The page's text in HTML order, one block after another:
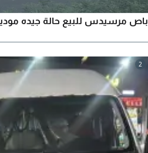
باص مرسيدس للبيع حالة جيده موديل 2014 رقم
2